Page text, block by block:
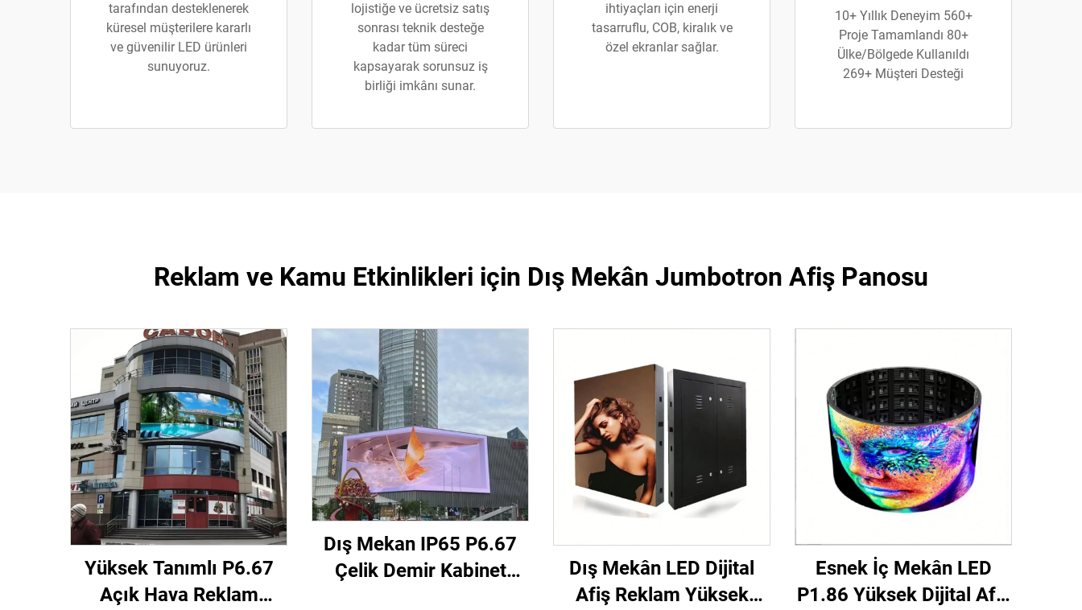
tarafından desteklenerek
küresel müşterilere kararlı
ve güvenilir LED ürünleri
sunuyoruz.
lojistiğe ve ücretsiz satış
sonrası teknik desteğe
kadar tüm süreci
kapsayarak sorunsuz iş
birliği imkânı sunar.
ihtiyaçları için enerji
tasarruflu, COB, kiralık ve
özel ekranlar sağlar.
10+ Yıllık Deneyim 560+
Proje Tamamlandı 80+
Ülke/Bölgede Kullanıldı
269+ Müşteri Desteği
Reklam ve Kamu Etkinlikleri için Dış Mekân Jumbotron Afiş Panosu
Yüksek Tanımlı P6.67
Açık Hava Reklam
Dış Mekan IP65 P6.67
Çelik Demir Kabinet
Dış Mekân LED Dijital
Afiş Reklam Yüksek
Esnek İç Mekân LED
P1.86 Yüksek Dijital Afiş